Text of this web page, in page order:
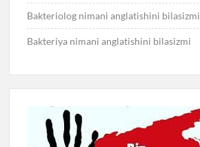
Bakteriolog nimani anglatishini bilasizmi
Bakteriya nimani anglatishini bilasizmi